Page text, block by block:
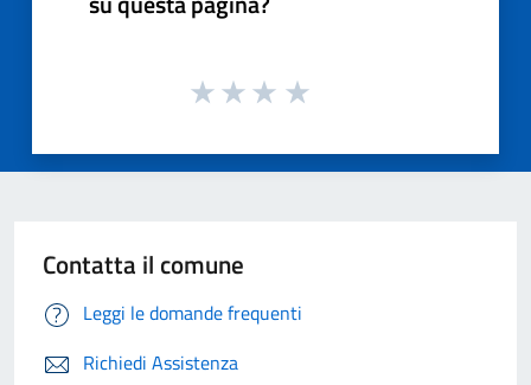
Contatta il comune
Leggi le domande frequenti
Richiedi Assistenza